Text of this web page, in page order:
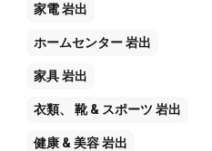
家電岩出
ホームセンター岩出
家具岩出
衣類、 靴 & スポーツ 岩出
健康 & 美容岩出